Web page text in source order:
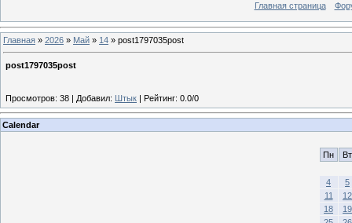
Главная страница
Главная » 2026 » Май » 14 » post1797035post
post1797035post
Просмотров: 38 | Добавил: Штык | Рейтинг: 0.0/0
Calendar
Пн Вт
4
5
11
12
18
19